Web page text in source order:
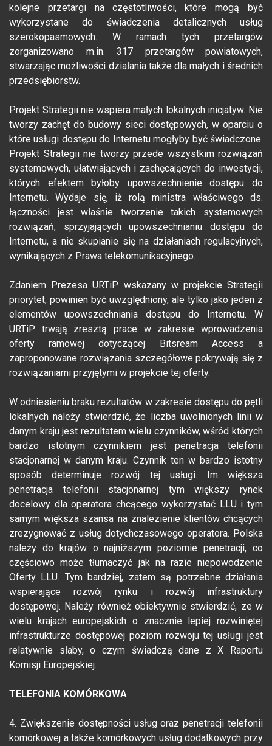
kolejne przetargi na częstotliwości, które mogą być
wykorzystane do świadczenia detalicznych usług
szerokopasmowych. W ramach tych przetargów
zorganizowano m.in. 317 przetargów powiatowych,
stwarzając możliwości działania także dla małych i średnich
przedsiębiorstw.
Projekt Strategii nie wspiera małych lokalnych inicjatyw. Nie
tworzy zachęt do budowy sieci dostępowych, w oparciu o
które usługi dostępu do Internetu mogłyby być świadczone.
Projekt Strategii nie tworzy przede wszystkim rozwiązań
systemowych, ułatwiających i zachęcających do inwestycji,
których efektem byłoby upowszechnienie dostępu do
Internetu. Wydaje się, iż rolą ministra właściwego ds.
łączności jest właśnie tworzenie takich systemowych
rozwiązań, sprzyjających upowszechnianiu dostępu do
Internetu, a nie skupianie się na działaniach regulacyjnych,
wynikających z Prawa telekomunikacyjnego.
Zdaniem Prezesa URTiP wskazany w projekcie Strategii
priorytet, powinien być uwzględniony, ale tylko jako jeden z
elementów upowszechniania dostępu do Internetu. W
URTiP trwają zresztą prace w zakresie wprowadzenia
oferty ramowej dotyczącej Bitsream Access a
zaproponowane rozwiązania szczegółowe pokrywają się z
rozwiązaniami przyjętymi w projekcie tej oferty.
W odniesieniu braku rezultatów w zakresie dostępu do pętli
lokalnych należy stwierdzić, że liczba uwolnionych linii w
danym kraju jest rezultatem wielu czynników, wśród których
bardzo istotnym czynnikiem jest penetracja telefonii
stacjonarnej w danym kraju. Czynnik ten w bardzo istotny
sposób determinuje rozwój tej usługi. Im większa
penetracja telefonii stacjonarnej tym większy rynek
docelowy dla operatora chcącego wykorzystać LLU i tym
samym większa szansa na znalezienie klientów chcących
zrezygnować z usług dotychczasowego operatora. Polska
należy do krajów o najniższym poziomie penetracji, co
częściowo może tłumaczyć jak na razie niepowodzenie
Oferty LLU. Tym bardziej, zatem są potrzebne działania
wspierające rozwój rynku i rozwój infrastruktury
dostępowej. Należy również obiektywnie stwierdzić, ze w
wielu krajach europejskich o znacznie lepiej rozwiniętej
infrastrukturze dostępowej poziom rozwoju tej usługi jest
relatywnie słaby, o czym świadczą dane z X Raportu
Komisji Europejskiej.
TELEFONIA KOMÓRKOWA
4. Zwiększenie dostępności usług oraz penetracji telefonii
komórkowej a także komórkowych usług dodatkowych przy